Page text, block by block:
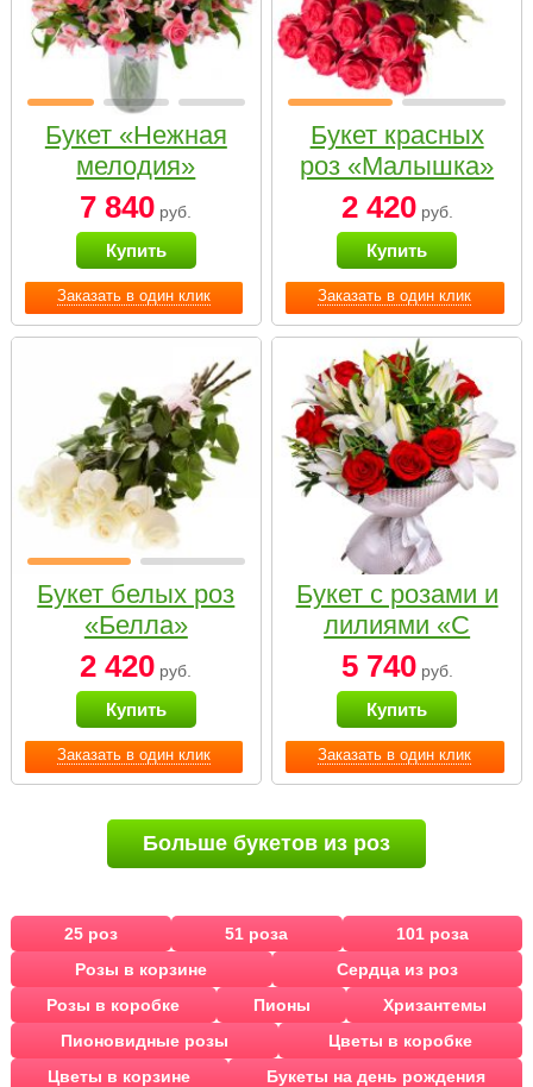
Заказать в один клик
Букет «Нежная
мелодия»
7 840 руб.
Купить
Заказать в один клик
Букет красных
роз «Малышка»
2 420руб.
Купить
Заказать в один клик
Букет белых роз
«Белла»
2 420 руб.
Купить
Заказать в один клик
Букет с розами и
лилиями «С
наилучшими
пожеланиями»
5 740руб.
Купить
Больше букетов из роз
25 роз 51 роза
101 роза
Розы в корзине
Сердца из роз
Розы в коробке
Пионы
Хризантемы
Пионовидные розы
Цветы в коробке
Цветы в корзине
Букеты на день рождения